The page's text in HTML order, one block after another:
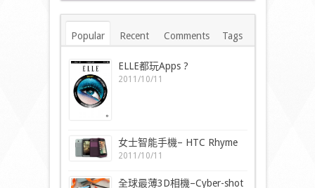
Popular Recent Comments Tags
ELLE都玩Apps ?
2011/10/11
女士智能手機– HTC Rhyme
2011/10/11
全球最薄3D相機–Cyber-shot